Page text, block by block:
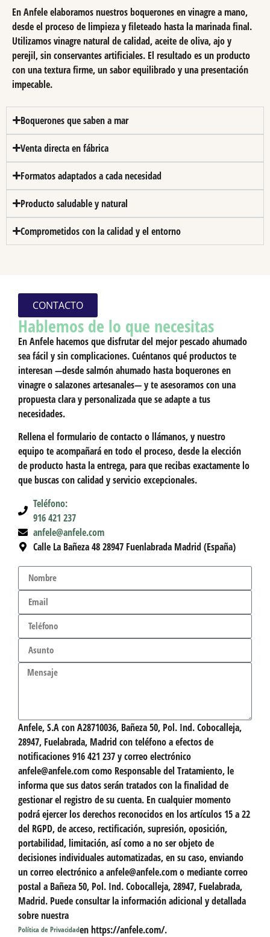
En Anfele elaboramos nuestros boquerones en vinagre a mano,
desde el proceso de limpieza y fileteado hasta la marinada final.
Utilizamos vinagre natural de calidad, aceite de oliva, ajo y
perejil, sin conservantes artificiales. El resultado es un producto
con una textura firme, un sabor equilibrado y una presentación
impecable.
Boquerones que saben a mar
Venta directa en fábrica
Formatos adaptados a cada necesidad
Producto saludable y natural
Comprometidos con la calidad y el entorno
CONTACTO
Hablemos de lo que necesitas
EnAnfelehacemos que disfrutar del mejor pescado ahumado
seafácil y sin complicaciones. Cuéntanos qué productos te
interesan —desde salmón ahumado hasta boquerones en
vinagre o salazones artesanales— y te asesoramos con una
propuesta clara y personalizadaque se adapte a tus
necesidades.
Rellena el formulario de contacto o llámanos, y nuestro
equipo te acompañaráen todo el proceso, desde la elección
de producto hasta la entrega, para que recibas exactamente lo
que buscas concalidad y servicio excepcionales.
Teléfono:
916 421 237
anfele@anfele.com
Calle La Bañeza 48 28947 Fuenlabrada Madrid (España)
Anfele, S.A con A28710036, Bañeza 50, Pol. Ind. Cobocalleja,
28947, Fuelabrada, Madrid con teléfono a efectos de
notificaciones 916 421 237 y correo electrónico
anfele@anfele.com como Responsable del Tratamiento, le
informa que sus datos serán tratados con la finalidad de
gestionar el registro de su cuenta. En cualquier momento
podrá ejercer los derechos reconocidos en los artículos 15 a 22
del RGPD, de acceso, rectificación, supresión, oposición,
portabilidad, limitación, así como a no ser objeto de
decisiones individuales automatizadas, en su caso, enviando
un correo electrónico a anfele@anfele.com o mediante correo
postal a Bañeza 50, Pol. Ind. Cobocalleja, 28947, Fuelabrada,
Madrid. Puede consultar la información adicional y detallada
sobre nuestra
Política de Privacidaden https://anfele.com/.